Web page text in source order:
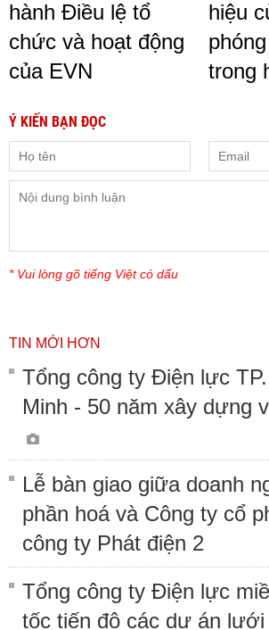
hành Điều lệ tổ
chức và hoạt động
của EVN
hiệu
trong
Ý KIẾN BẠN ĐỌC
* Vui lòng gõ tiếng Việt có dấu
TIN MỚI HƠN
Tổng công ty Điện lực
Minh - 50 năm xây dựng
Lễ bàn giao giữa doanh
phần hoá và Công ty cổ
công ty Phát điện 2
Tổng công ty Điện lực
tốc tiến độ các dự án lưới